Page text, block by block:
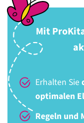
Mit
Erhalten Sie
optimalen
Regeln und